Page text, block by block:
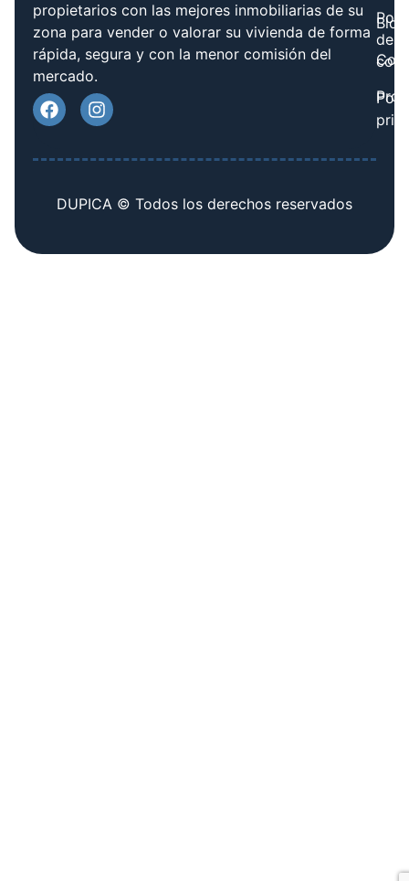
propietarios con las mejores inmobiliarias de su
zona para vender o valorar su vivienda de forma
rápida, segura y con la menor comisión del
mercado.
Blog
de
DUPICA © Todos los derechos reservados